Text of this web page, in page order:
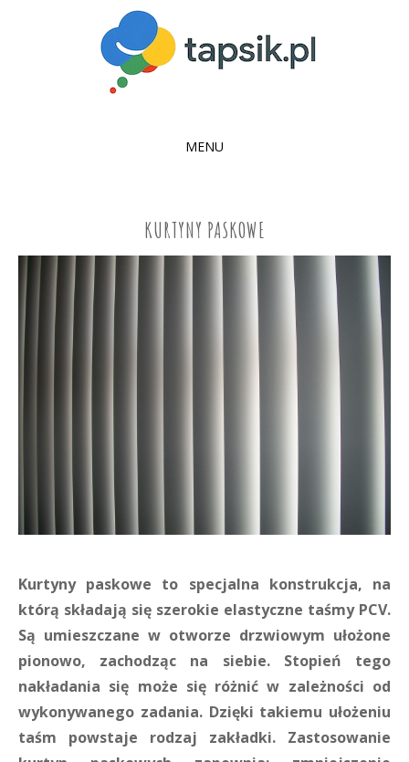
MENU
KURTYNY PASKOWE
Kurtyny paskowe to specjalna konstrukcja, na
którą składają się szerokie elastyczne taśmy PCV.
Są umieszczane w otworze drzwiowym ułożone
pionowo, zachodząc na siebie. Stopień tego
nakładania się może się różnić w zależności od
wykonywanego zadania. Dzięki takiemu ułożeniu
taśm powstaje rodzaj zakładki. Zastosowanie